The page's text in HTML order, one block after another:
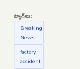
ట్యాగ్‌లు:
Breaking
News
factory
accident